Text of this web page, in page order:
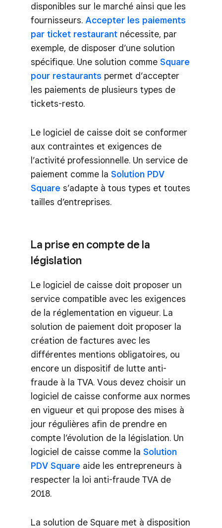
disponibles sur le marché ainsi que les
fournisseurs. Accepter les paiements
par ticket restaurant nécessite, par
exemple, de disposer d’une solution
spécifique. Une solution comme Square
pour restaurants permet d’accepter
les paiements de plusieurs types de
tickets-resto.
Le logiciel de caisse doit se conformer
aux contraintes et exigences de
l’activité professionnelle. Un service de
paiement comme la Solution PDV
Square s’adapte à tous types et toutes
tailles d’entreprises.
La prise en compte de la
législation
Le logiciel de caisse doit proposer un
service compatible avec les exigences
de la réglementation en vigueur. La
solution de paiement doit proposer la
création de factures avec les
différentes mentions obligatoires, ou
encore un dispositif de lutte anti-
fraude à la TVA. Vous devez choisir un
logiciel de caisse conforme aux normes
en vigueur et qui propose des mises à
jour régulières afin de prendre en
compte l’évolution de la législation. Un
logiciel de caisse comme la Solution
PDV Square aide les entrepreneurs à
respecter la loi anti-fraude TVA de
2018.
La solution de Square met à disposition